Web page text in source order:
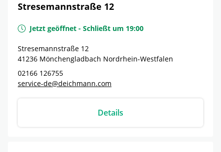
Stresemannstraße 12
Jetzt geöffnet - Schließt um 19:00
Stresemannstraße 12
41236 Mönchengladbach Nordrhein-Westfalen
02166 126755
service-de@deichmann.com
Details